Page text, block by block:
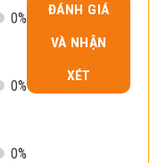
0%
0%
0%
ĐÁNH GIÁ
VÀ NHẬN
XÉT